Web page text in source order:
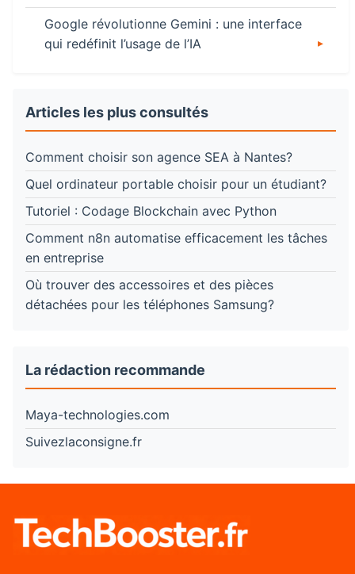
Google révolutionne Gemini : une interface
qui redéfinit l’usage de l’IA
Articles les plus consultés
Comment choisir son agence SEA à Nantes?
Quel ordinateur portable choisir pour un étudiant?
Tutoriel : Codage Blockchain avec Python
Comment n8n automatise efficacement les tâches
en entreprise
Où trouver des accessoires et des pièces
détachées pour les téléphones Samsung?
La rédaction recommande
Maya-technologies.com
Suivezlaconsigne.fr